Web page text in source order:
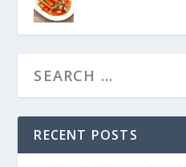
RECENT POSTS